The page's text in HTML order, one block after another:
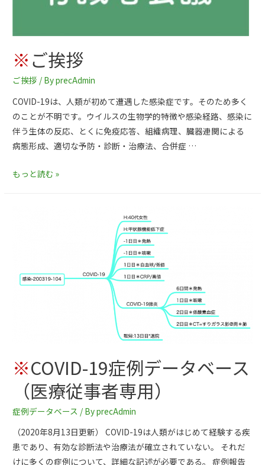
※ご挨拶
ご挨拶 / ByprecAdmin
COVID-19は、人類が初めて遭遇した感染症です。そのため多く
のことが不明です。ウイルスの生物学的特徴や感染経路、感染に
伴う生体の反応、とくに免疫応答、組織病理、臓器連関による
病態形成、適切な予防・診断・治療法、合併症 …
もっと読む »
※COVID-19症例データベース
（医療従事者専用）
症例データベース / ByprecAdmin
（2020年8月13日更新） COVID-19は人類がはじめて経験する疾
患であり、有効な診断法や治療法が確立されていない。 それだ
けに多くの症例について、詳細な記述が必要である。 症例報告